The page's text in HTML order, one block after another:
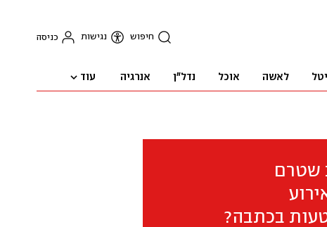
חיפוש נגישות כניסה
לאשה אוכל נדל"ן אנרגיה עוד
שטרם
בכתבה?